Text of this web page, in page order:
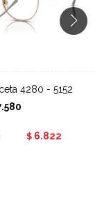
4280 - 5152
$ 6.822